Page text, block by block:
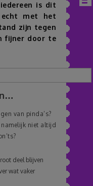
is dit
echt met het
zijn tegen
fijner door te
van pinda’s?
namelijk niet altijd
deel blijven
wat vaker